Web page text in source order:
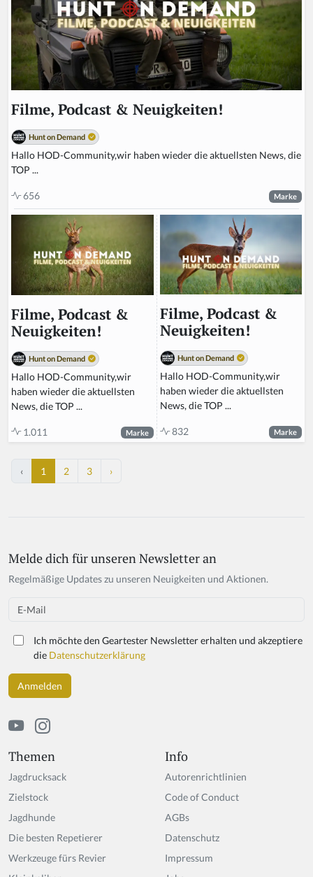
Filme, Podcast & Neuigkeiten!
Hunt on Demand
Hallo HOD-Community,wir haben wieder die aktuellsten News, die
TOP ...
656 Marke
Filme, Podcast &
Neuigkeiten!
Hunt on Demand
Hallo HOD-Community,wir
haben wieder die aktuellsten
News, die TOP ...
1.011 Marke
Filme, Podcast &
Neuigkeiten!
Hunt on Demand
Hallo HOD-Community,wir
haben wieder die aktuellsten
News, die TOP ...
832 Marke
‹ 1 2 3 ›
Themen
Jagdrucksack
Zielstock
Jagdhunde
Die besten Repetierer
Werkzeuge fürs Revier
Info
Autorenrichtlinien
Code of Conduct
AGBs
Datenschutz
Impressum
If
y
h
a
n,
ig
n
o
r
t
hi
s
Melde dich für unseren Newsletter an
Regelmäßige Updates zu unseren Neuigkeiten und Aktionen.
Email
Ich möchte den Geartester Newsletter erhalten und akzeptiere
die Datenschutzerklärung